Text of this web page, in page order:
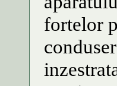
fortelor